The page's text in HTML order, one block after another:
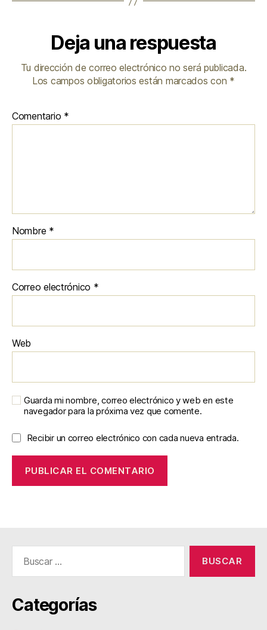
Deja una respuesta
Tu dirección de correo electrónico no será publicada.
Los campos obligatorios están marcados con *
Comentario *
Nombre *
Correo electrónico *
Web
Guarda mi nombre, correo electrónico y web en este
navegador para la próxima vez que comente.
Recibir un correo electrónico con cada nueva entrada.
Categorías